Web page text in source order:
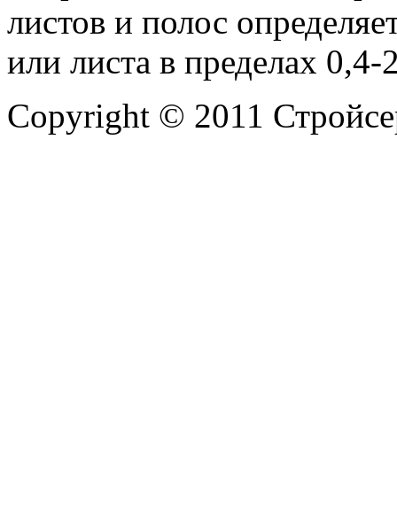
листов и полос
или листа в пределах
Copyright © 2011